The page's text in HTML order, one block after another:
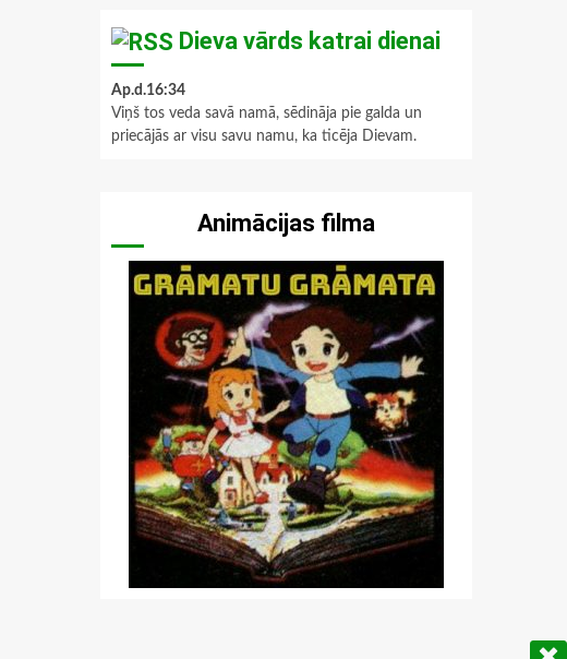
Dieva vārds katrai dienai
Ap.d.16:34
Viņš tos veda savā namā, sēdināja pie galda un
priecājās ar visu savu namu, ka ticēja Dievam.
Animācijas filma